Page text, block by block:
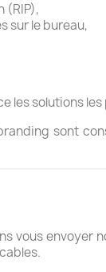
(RIP),
sur le bureau,
les solutions
sont
vous envoyer